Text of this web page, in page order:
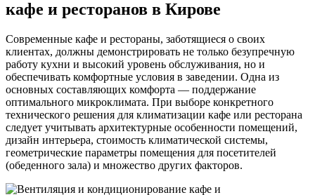
кафе и ресторанов в Кирове
Современные кафе и рестораны, заботящиеся о своих
клиентах, должны демонстрировать не только безупречную
работу кухни и высокий уровень обслуживания, но и
обеспечивать комфортные условия в заведении. Одна из
основных составляющих комфорта — поддержание
оптимального микроклимата. При выборе конкретного
технического решения для климатизации кафе или ресторана
следует учитывать архитектурные особенности помещений,
дизайн интерьера, стоимость климатической системы,
геометрические параметры помещения для посетителей
(обеденного зала) и множество других факторов.